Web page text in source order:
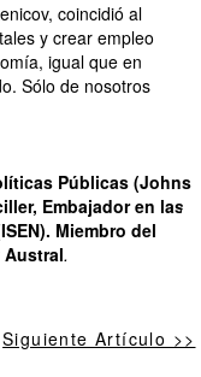
coincidió al
y crear empleo
igual que en
Sólo de nosotros
Públicas (Johns
Embajador en las
Miembro del
Austral.
Siguiente Artículo >>